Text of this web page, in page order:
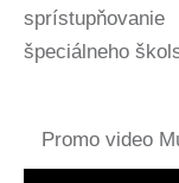
špeciálneho
Promo video